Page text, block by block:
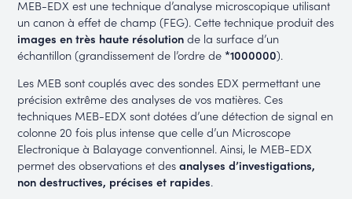
MEB-EDX est une technique d’analyse microscopique utilisant
un canon à effet de champ (FEG). Cette technique produit des
images en très haute résolutionde la surface d’un
échantillon (grandissement de l’ordre de*1000000).
Les MEB sont couplés avec des sondes EDX permettant une
précision extrême des analyses de vos matières. Ces
techniques MEB-EDX sont dotées d’une détection de signal en
colonne 20 fois plus intense que celle d’un Microscope
Electronique à Balayage conventionnel. Ainsi, le MEB-EDX
permet des observations et desanalyses d’investigations,
non destructives, précises et rapides.